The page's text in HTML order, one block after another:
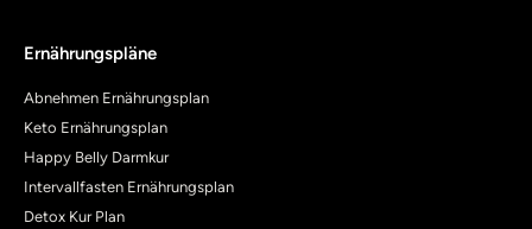
Ernährungspläne
Abnehmen Ernährungsplan
Keto Ernährungsplan
Happy Belly Darmkur
Intervallfasten Ernährungsplan
Detox Kur Plan